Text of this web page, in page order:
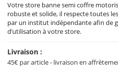
Votre store banne semi coffre
robuste et solide, il respecte toutes
par un institut indépendante afin de
d’utilisation à votre store.
Livraison :
45€ par article - livraison en